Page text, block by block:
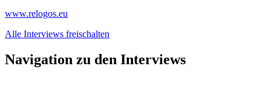
www.relogos.eu
Alle Interviews freischalten
Navigation zu den Interviews